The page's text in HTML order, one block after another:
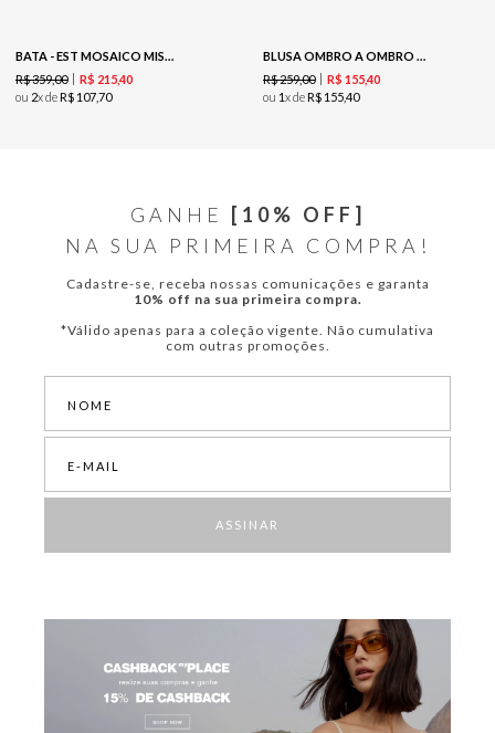
BATA - EST MOSAICO MISTICO
R$359,00 R$ 21540
ou 2x deR$ 10770
BLUSA OMBRO A OMBRO DEVOREE - GREEN
R$259,00 R$ 15540
ou 1x deR$ 15540
GANHE
[10% OFF]
NA SUA PRIMEIRA COMPRA!
Cadastre-se, receba nossas comunicações e garanta
10% off na sua primeira compra.
*Válido apenas para a coleção vigente. Não cumulativa
com outras promoções.
ASSINAR